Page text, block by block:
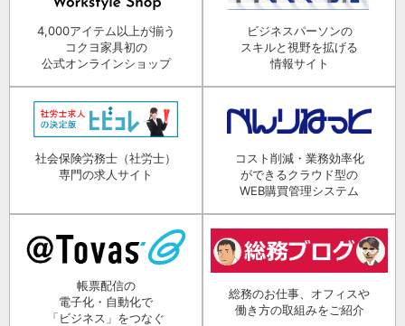
4,000アイテム以上が揃う
コクヨ家具初の
公式オンラインショップ
ビジネスパーソンの
スキルと視野を拡げる
情報サイト
社会保険労務士（社労士）
専門の求人サイト
コスト削減・業務効率化
ができるクラウド型の
WEB購買管理システム
帳票配信の
電子化・自動化で
「ビジネス」をつなぐ
総務のお仕事、オフィスや
働き方の取組みをご紹介